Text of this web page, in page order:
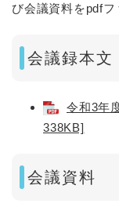
び会議資料をpdfフ
会議録本文
令和3年
338KB]
会議資料